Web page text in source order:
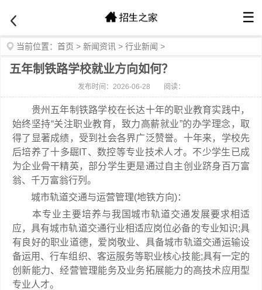
☰
当前位置： 首页 > 新闻资讯 > 行业新闻 >
五年制铁路学校就业方向如何？
发布时间：2026-06-28 阅读：
贵州五年制铁路学校在长达十年的职业教育实践中，
始终坚持“关注职业教育，致力高薪就业”的办学理念，取
得了显著成绩，受到社会各界广泛赞誉。十年来，学校先
后培养了十多镼IT、数控等专业技术人才。不少学生已成
为企业骨干精英，部分学生更是通过自主创业跻身百万富
翁、千万富翁行列。
城市轨道交通与运营管理(地铁方向)：
本专业主要培养与我国城市轨道交通发展要求相适
应，具有城市轨道交通行业相适应岗位必备的专业知识;具
有良好的职业道德，爱岗敬业、具备城市轨道交通运输设
备运用、行车组织、客运服务等职业核心技能;具有一定的
创新能力、经营管理能务及业务拓展能力的高技术应用型
专业人才。